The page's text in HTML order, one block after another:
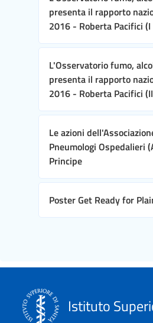
presenta il rapporto
2016 - Roberta Pacifici
L'Osservatorio fumo,
presenta il rapporto
2016 - Roberta Pacifici
Le azioni
Pneumologi Ospedalieri
Principe
Poster Get Ready for
Istituto